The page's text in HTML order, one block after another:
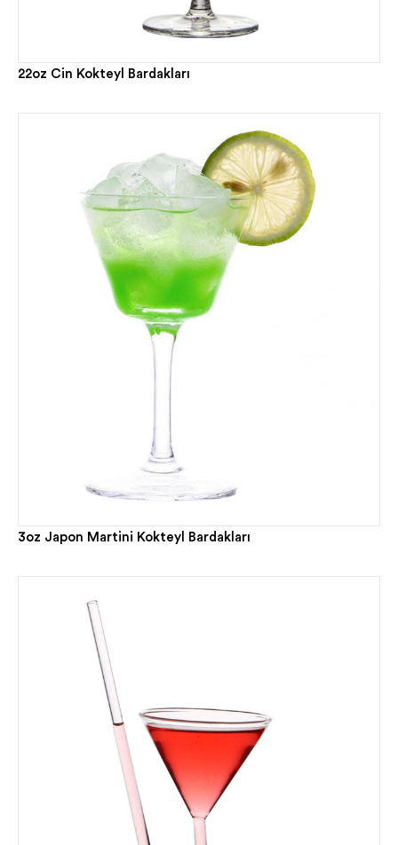
22oz Cin Kokteyl Bardakları
3oz Japon Martini Kokteyl Bardakları